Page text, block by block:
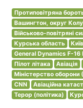
Протиповітряна
Вашингтон, округ
Військово-повітряні
Курська область
Київ
General Dynamics F-16
Пілот літака
Авіація
Міністерство оборони
CNN
Авіаційна
Терор (політика)